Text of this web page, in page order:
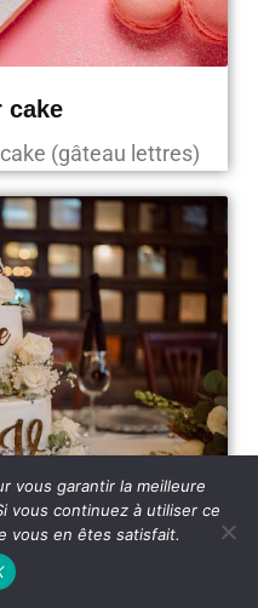
cake
(gâteau lettres)
design
vous garantir la meilleure
vous continuez à utiliser ce
vous en êtes satisfait.